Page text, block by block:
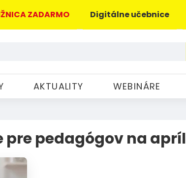
ZADARMO Digitálne učebnice
AKTUALITY WEBINÁRE
pre pedagógov na apríl